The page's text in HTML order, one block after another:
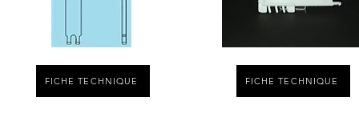
FICHE TECHNIQUE FICHE TECHNIQUE